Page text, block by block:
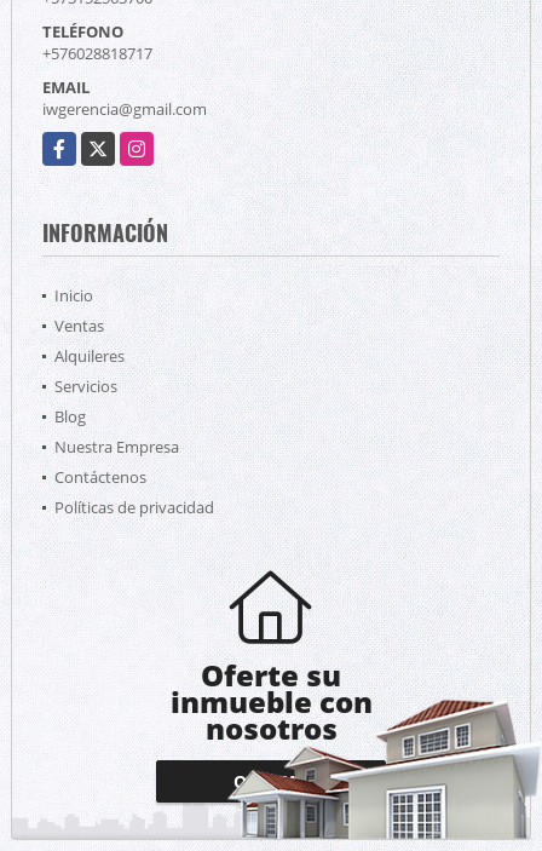
TELÉFONO
+576028818717
EMAIL
iwgerencia@gmail.com
Facebook
X Instagram
INFORMACIÓN
Inicio
Ventas
Alquileres
Servicios
Blog
Nuestra Empresa
Contáctenos
Políticas de privacidad
Oferte su
inmueble con
nosotros
OFERTAR